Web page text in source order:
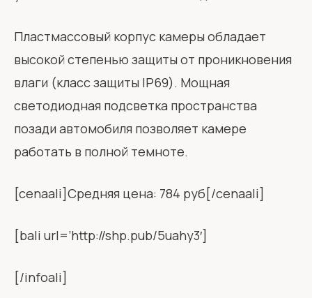
Пластмассовый корпус камеры обладает
высокой степенью защиты от проникновения
влаги (класс защиты IP69). Мощная
светодиодная подсветка пространства
позади автомобиля позволяет камере
работать в полной темноте.
[cenaali]Средняя цена: 784 руб[/cenaali]
[bali url=’http://shp.pub/5uahy3′]
[/infoali]